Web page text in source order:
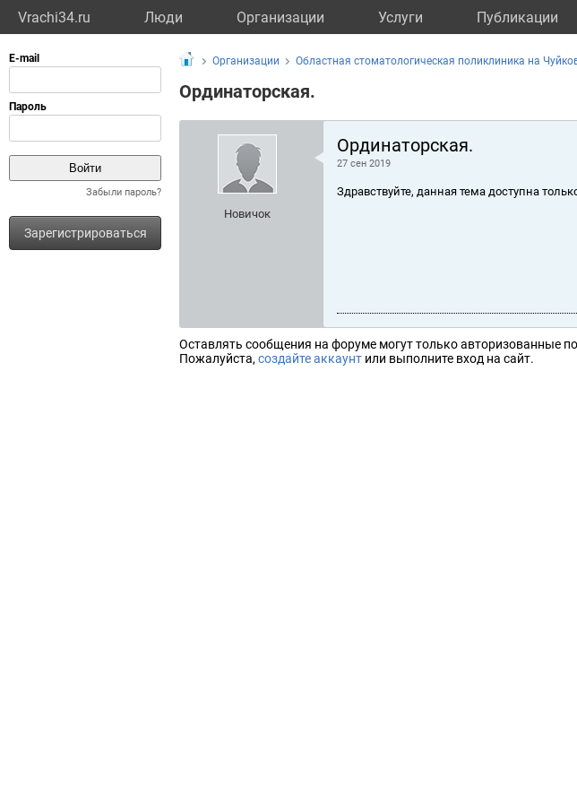
Vrachi34.ru Люди Организации Услуги Публикации
Забыли пароль?
Зарегистрироваться
Организации Областная стоматологическая поликлиника на
Ординаторская.
Новичок
Ординаторская.
27 сен 2019
Здравствуйте, данная тема доступна
Оставлять сообщения на форуме могут только авторизованные
Пожалуйста, создайте аккаунт или выполните вход на сайт.